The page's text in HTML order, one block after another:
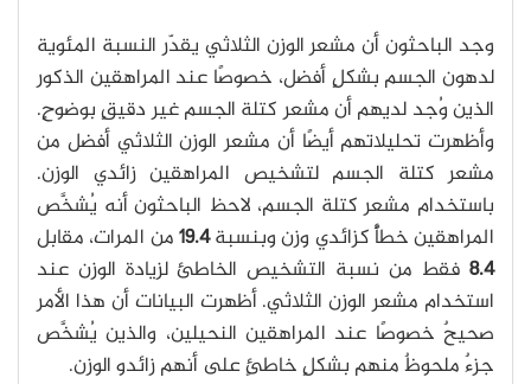
وجد الباحثون أن مشعر الوزن الثلاثي يقدّر النسبة المئوية
لدهون الجسم بشكلٍ أفضل، خصوصًا عند المراهقين الذكور
الذين وُجد لديهم أن مشعر كتلة الجسم غير دقيقٍ بوضوحٍ.
وأظهرت تحليلاتهم أيضًا أن مشعر الوزن الثلاثي أفضل من
مشعر كتلة الجسم لتشخيص المراهقين زائدي الوزن.
باستخدام مشعر كتلة الجسم، لاحظ الباحثون أنه يُشخَّص
المراهقين خطأً كزائدي وزن وبنسبة19.4من المرات، مقابل
8.4 فقط من نسبة التشخيص الخاطئ لزيادة الوزن عند
استخدام مشعر الوزن الثلاثي. أظهرت البيانات أن هذا الأمر
صحيحٌ خصوصًا عند المراهقين النحيلين، والذين يُشخَّص
جزءٌ ملحوظٌ منهم بشكلٍ خاطئٍ على أنهم زائدو الوزن.